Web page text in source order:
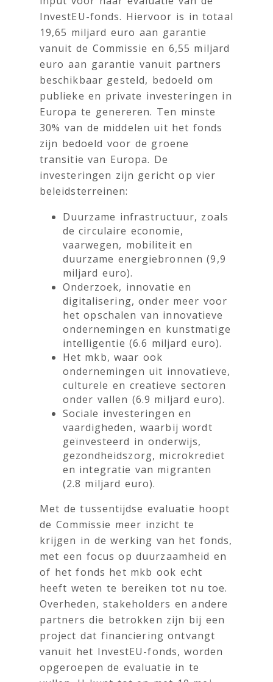
InvestEU-fonds. Hiervoor is in totaal
19,65 miljard euro aan garantie
vanuit de Commissie en 6,55 miljard
euro aan garantie vanuit partners
beschikbaar gesteld, bedoeld om
publieke en private investeringen in
Europa te genereren. Ten minste
30% van de middelen uit het fonds
zijn bedoeld voor de groene
transitie van Europa. De
investeringen zijn gericht op vier
beleidsterreinen:
Duurzame infrastructuur, zoals
de circulaire economie,
vaarwegen, mobiliteit en
duurzame energiebronnen (9,9
miljard euro).
Onderzoek, innovatie en
digitalisering, onder meer voor
het opschalen van innovatieve
ondernemingen en kunstmatige
intelligentie (6.6 miljard euro).
Het mkb, waar ook
ondernemingen uit innovatieve,
culturele en creatieve sectoren
onder vallen (6.9 miljard euro).
Sociale investeringen en
vaardigheden, waarbij wordt
geïnvesteerd in onderwijs,
gezondheidszorg, microkrediet
en integratie van migranten
(2.8 miljard euro).
Met de tussentijdse evaluatie hoopt
de Commissie meer inzicht te
krijgen in de werking van het fonds,
met een focus op duurzaamheid en
of het fonds het mkb ook echt
heeft weten te bereiken tot nu toe.
Overheden, stakeholders en andere
partners die betrokken zijn bij een
project dat financiering ontvangt
vanuit het InvestEU-fonds, worden
opgeroepen de evaluatie in te